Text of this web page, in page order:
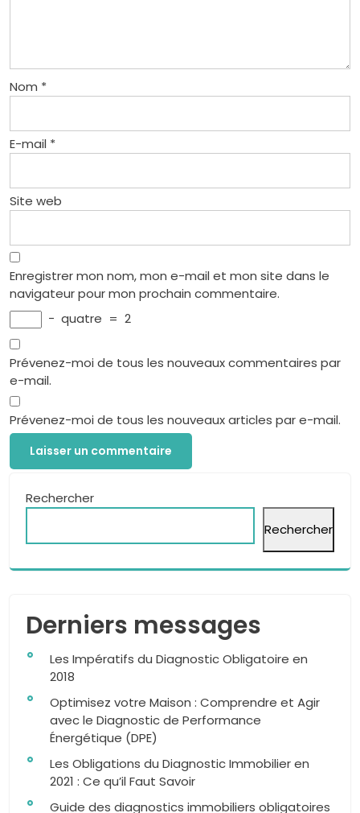
Nom *
E-mail *
Site web
Enregistrer mon nom, mon e-mail et mon site dans le
navigateur pour mon prochain commentaire.
− quatre = 2
Prévenez-moi de tous les nouveaux commentaires par
e-mail.
Prévenez-moi de tous les nouveaux articles par e-mail.
Rechercher
Rechercher
Derniers messages
Les Impératifs du Diagnostic Obligatoire en
2018
Optimisez votre Maison : Comprendre et Agir
avec le Diagnostic de Performance
Énergétique (DPE)
Les Obligations du Diagnostic Immobilier en
2021 : Ce qu’il Faut Savoir
Guide des diagnostics immobiliers obligatoires